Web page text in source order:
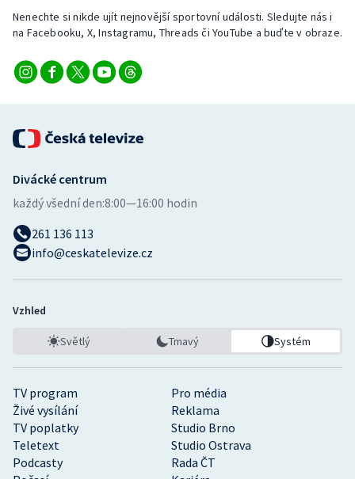
Nenechte si nikde ujít nejnovější sportovní události. Sledujte nás i
na Facebooku, X, Instagramu, Threads či YouTube a buďte v obraze.
TV program
Pro média
Živé vysílání
Reklama
TV poplatky
Studio Brno
Teletext
Studio Ostrava
Podcasty
Rada ČT
Divácké centrum
každý všední den:8:00—16:00 hodin
261 136 113
info@ceskatelevize.cz
Vzhled
Světlý Tmavý Systém